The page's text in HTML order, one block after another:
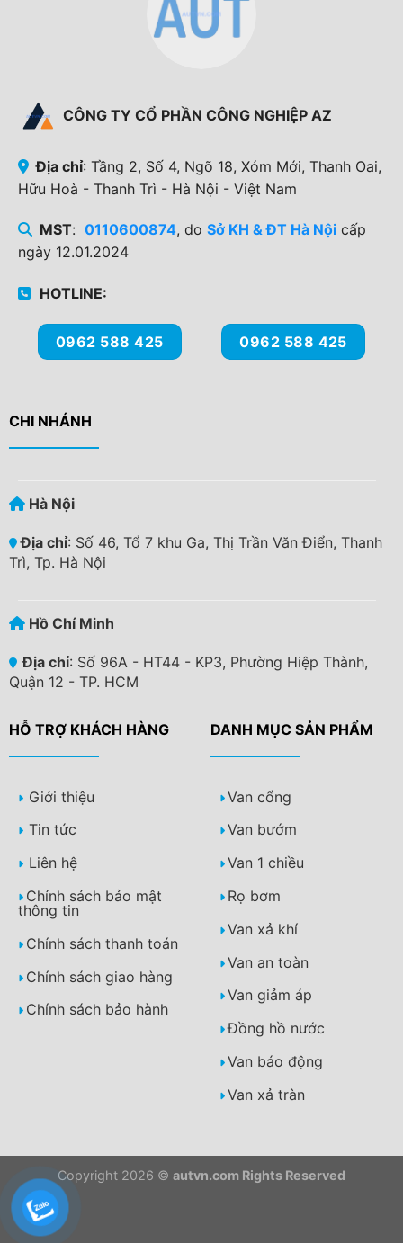
CÔNG TY CỔ PHẦN CÔNG NGHIỆP AZ
Địa chỉ: Tầng 2, Số 4, Ngõ 18, Xóm Mới, Thanh Oai,
Hữu Hoà - Thanh Trì - Hà Nội - Việt Nam
MST: 0110600874, do Sở KH & ĐT Hà Nộicấp
ngày 12.01.2024
HOTLINE:
0962 588 425 0962 588 425
CHI NHÁNH
Hà Nội
Địa chỉ: Số 46, Tổ 7 khu Ga, Thị Trần Văn Điển, Thanh
Trì, Tp. Hà Nội
Hồ Chí Minh
Địa chỉ: Số 96A - HT44 - KP3, Phường Hiệp Thành,
Quận 12 - TP. HCM
HỖ TRỢ KHÁCH HÀNG DANH MỤC SẢN PHẨM
Giới thiệu
Tin tức
Liên hệ
Chính sách bảo mật
thông tin
Chính sách thanh toán
Chính sách giao hàng
Chính sách bảo hành
Van cổng
Van bướm
Van 1 chiều
Rọ bơm
Van xả khí
Van an toàn
Van giảm áp
Đồng hồ nước
Van báo động
Van xả tràn
Copyright 2026 © autvn.com Rights Reserved